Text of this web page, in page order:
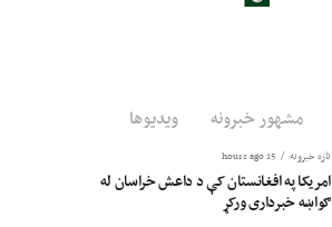
مشهور خبرونه ویدیوها
تازه خبرونه 15 hours ago
امریکا په افغانستان کې د داعش خراسان له
ګواښه خبرداری ورکړ